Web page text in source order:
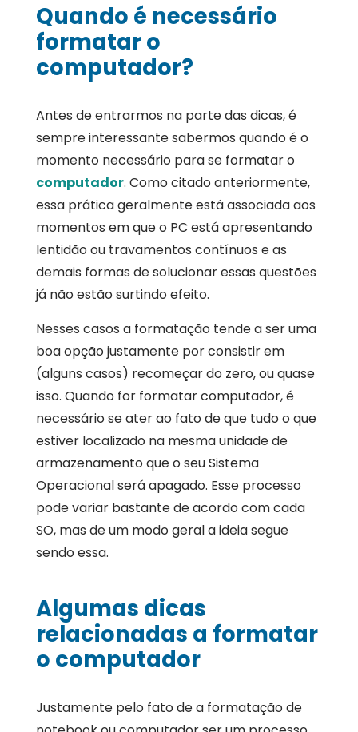
Quando é necessário
formatar o
computador?
Antes de entrarmos na parte das dicas, é
sempre interessante sabermos quando é o
momento necessário para se formatar o
computador. Como citado anteriormente,
essa prática geralmente está associada aos
momentos em que o PC está apresentando
lentidão ou travamentos contínuos e as
demais formas de solucionar essas questões
já não estão surtindo efeito.
Nesses casos a formatação tende a ser uma
boa opção justamente por consistir em
(alguns casos) recomeçar do zero, ou quase
isso. Quando for formatar computador, é
necessário se ater ao fato de que tudo o que
estiver localizado na mesma unidade de
armazenamento que o seu Sistema
Operacional será apagado. Esse processo
pode variar bastante de acordo com cada
SO, mas de um modo geral a ideia segue
sendo essa.
Algumas dicas
relacionadas a formatar
o computador
Justamente pelo fato de a formatação de